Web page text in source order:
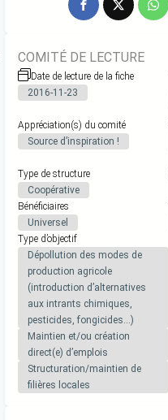
COMITÉ DE LECTURE
Date de lecture de la fiche
2016-11-23
Appréciation(s) du comité
Source d’inspiration !
Type de structure
Coopérative
Bénéficiaires
Universel
Type d’objectif
Dépollution des modes de
production agricole
(introduction d’alternatives
aux intrants chimiques,
pesticides, fongicides…)
Maintien et/ou création
direct(e) d’emplois
Structuration/maintien de
filières locales